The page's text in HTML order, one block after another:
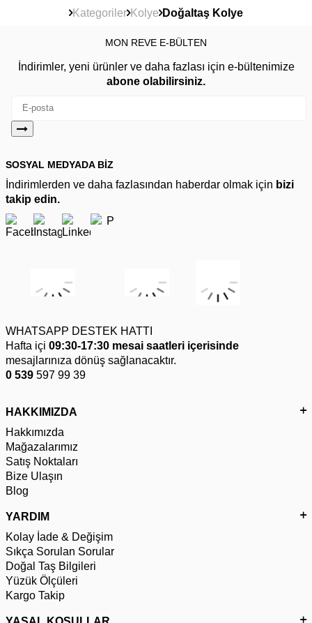
Kategoriler Kolye Doğaltaş Kolye
MON REVE E-BÜLTEN
İndirimler, yeni ürünler ve daha fazlası için e-bültenimize
abone olabilirsiniz.
SOSYAL MEDYADA BİZ
İndirimlerden ve daha fazlasından haberdar olmak için bizi
takip edin.
WHATSAPP DESTEK HATTI
Hafta içi 09:30-17:30 mesai saatleri içerisinde
mesajlarınıza dönüş sağlanacaktır.
0 539 597 99 39
HAKKIMIZDA
Hakkımızda
Mağazalarımız
Satış Noktaları
Bize Ulaşın
Blog
YARDIM
Kolay İade & Değişim
Sıkça Sorulan Sorular
Doğal Taş Bilgileri
Yüzük Ölçüleri
Kargo Takip